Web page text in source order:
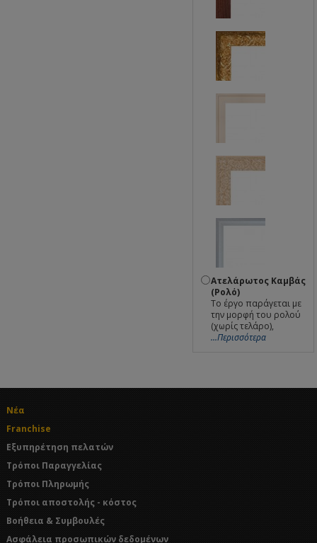
Ατελάρωτος Καμβάς
(Ρολό)
Το έργο παράγεται με
την μορφή του ρολού
(χωρίς τελάρο),
...Περισσότερα
Νέα
Franchise
Εξυπηρέτηση πελατών
Τρόποι Παραγγελίας
Τρόποι Πληρωμής
Τρόποι αποστολής - κόστος
Βοήθεια & Συμβουλές
Ασφάλεια προσωπικών δεδομένων